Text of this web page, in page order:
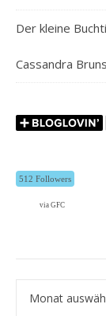
Der kleine
Cassandra
512 Followers
via GFC